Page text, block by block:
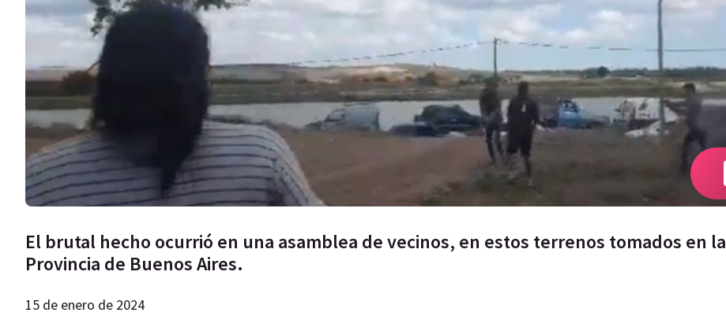
El brutal hecho ocurrió en una asamblea de vecinos, en estos terrenos tomados en la
Provincia de Buenos Aires.
15 de enero de 2024